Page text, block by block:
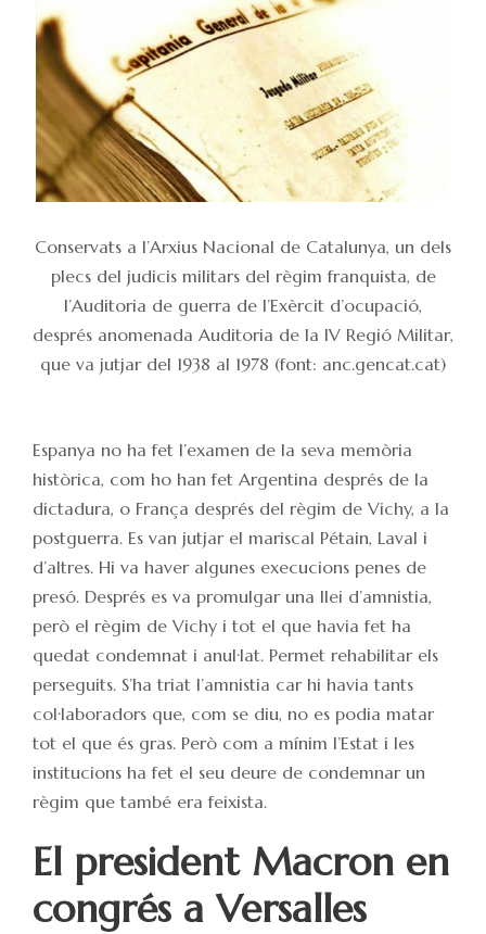
Conservats a l’Arxius Nacional de Catalunya, un dels
plecs del judicis militars del règim franquista, de
l’Auditoria de guerra de l’Exèrcit d’ocupació,
després anomenada Auditoria de la IV Regió Militar,
que va jutjar del 1938 al 1978 (font: anc.gencat.cat)
Espanya no ha fet l’examen de la seva memòria
històrica, com ho han fet Argentina després de la
dictadura, o França després del règim de Vichy, a la
postguerra. Es van jutjar el mariscal Pétain, Laval i
d’altres. Hi va haver algunes execucions penes de
presó. Després es va promulgar una llei d’amnistia,
però el règim de Vichy i tot el que havia fet ha
quedat condemnat i anul·lat. Permet rehabilitar els
perseguits. S’ha triat l’amnistia car hi havia tants
col·laboradors que, com se diu, no es podia matar
tot el que és gras. Però com a mínim l’Estat i les
institucions ha fet el seu deure de condemnar un
règim que també era feixista.
El president Macron en
congrés a Versalles